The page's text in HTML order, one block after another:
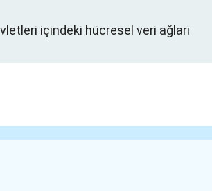
içindeki hücresel veri ağları